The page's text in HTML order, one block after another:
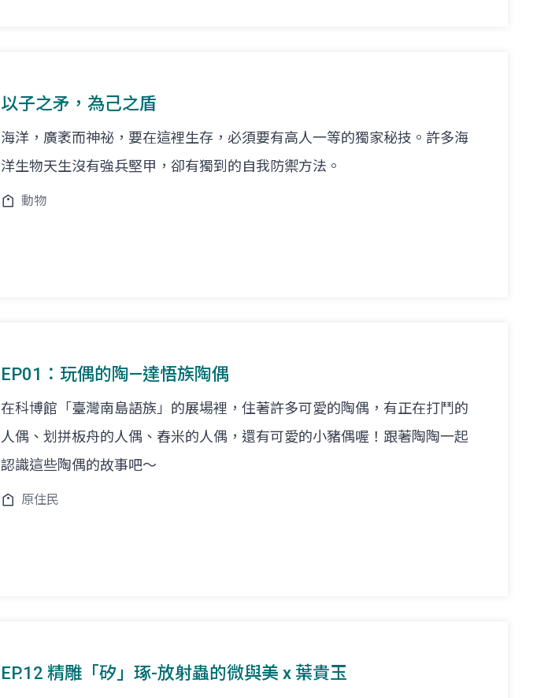
以子之矛，為己之盾
海洋，廣袤而神祕，要在這裡生存，必須要有高人一等的獨家秘技。許多海
洋生物天生沒有強兵堅甲，卻有獨到的自我防禦方法。
動物
EP01：玩偶的陶—達悟族陶偶
在科博館「臺灣南島語族」的展場裡，住著許多可愛的陶偶，有正在打鬥的
人偶、划拼板舟的人偶、舂米的人偶，還有可愛的小豬偶喔！跟著陶陶一起
認識這些陶偶的故事吧～
原住民
EP.12 精雕「矽」琢-放射蟲的微與美 x 葉貴玉